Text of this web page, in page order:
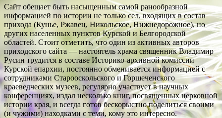
Сайт обещает быть насыщенным самой ранообразной
информацией по истории не только сел, входящих в состав
прихода (Кунье, Ржавец, Никольское, Нижнедорожное), но
других населенных пунктов Курской и Белгородской
областей. Стоит отметить, что один из активных авторов
приходского сайта — настоятель храма священник Владимир
Русин трудится в составе Историко-архивной комиссии
Курской епархии, постоянно обменивается информацией с
сотрудниками Старооскольского и Горшеченского
краеведческих музеев, регулярно участвует в научных
конференциях, издал несколько книг, посвященных церковной
истории края, и всегда готов бескорыстно поделиться своими
(и чужими) находками с теми, кому это интересно.